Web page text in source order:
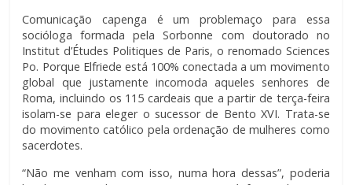
Comunicação capenga é um problemaço para essa
socióloga formada pela Sorbonne com doutorado no
Institut d’Études Politiques de Paris, o renomado Sciences
Po. Porque Elfriede está 100% conectada a um movimento
global que justamente incomoda aqueles senhores de
Roma, incluindo os 115 cardeais que a partir de terça-feira
isolam-se para eleger o sucessor de Bento XVI. Trata-se
do movimento católico pela ordenação de mulheres como
sacerdotes.
“Não me venham com isso, numa hora dessas”, poderia